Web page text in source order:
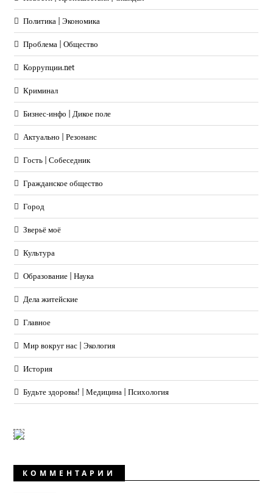
Политика | Экономика
Проблема | Общество
Коррупции.net
Криминал
Бизнес-инфо | Дикое поле
Актуально | Резонанс
Гость | Собеседник
Гражданское общество
Город
Зверьё моё
Культура
Образование | Наука
Дела житейские
Главное
Мир вокруг нас | Экология
История
Будьте здоровы! | Медицина | Психология
КОММЕНТАРИИ